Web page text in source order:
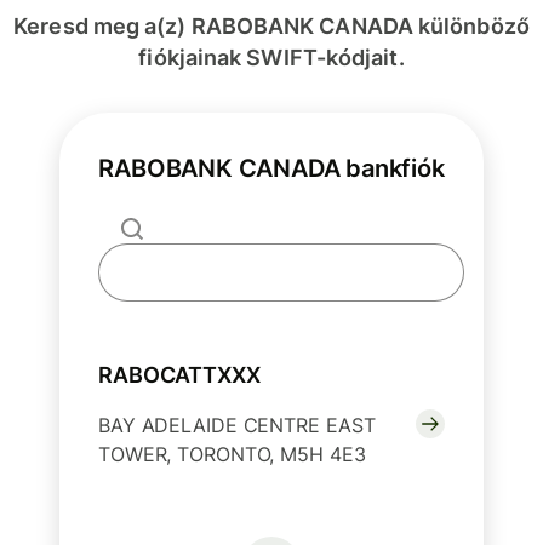
Keresd meg a(z) RABOBANK CANADA különböző
fiókjainak SWIFT-kódjait.
RABOBANK CANADA bankfiók
RABOCATTXXX
BAY ADELAIDE CENTRE EAST
TOWER, TORONTO, M5H 4E3